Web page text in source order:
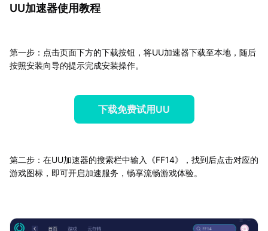
UU加速器使用教程
第一步：点击页面下方的下载按钮，将UU加速器下载至本地，随后
按照安装向导的提示完成安装操作。
下载免费试用UU
第二步：在UU加速器的搜索栏中输入《FF14》，找到后点击对应的
游戏图标，即可开启加速服务，畅享流畅游戏体验。